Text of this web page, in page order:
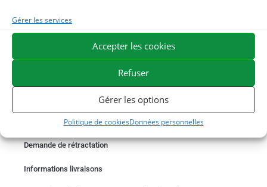
Gérer les services
Accepter les cookies
Refuser
Gérer les options
Politique de cookiesDonnées personnelles
COMMANDER EN LIGNE
Un problème avec votre commande ?
Demande de rétractation
Informations livraisons